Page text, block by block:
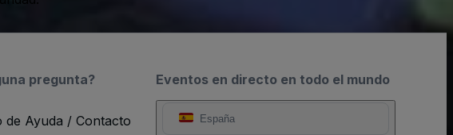
Eventos en directo en todo el mundo
España
pregunta?
de Ayuda / Contacto